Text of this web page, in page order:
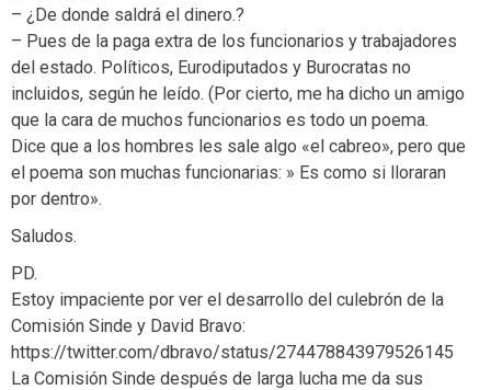
– ¿De donde saldrá el dinero.?
– Pues de la paga extra de los funcionarios y trabajadores
del estado. Políticos, Eurodiputados y Burocratas no
incluidos, según he leído. (Por cierto, me ha dicho un amigo
que la cara de muchos funcionarios es todo un poema.
Dice que a los hombres les sale algo «el cabreo», pero que
el poema son muchas funcionarias: » Es como si lloraran
por dentro».
Saludos.
PD.
Estoy impaciente por ver el desarrollo del culebrón de la
Comisión Sinde y David Bravo:
https://twitter.com/dbravo/status/274478843979526145
La Comisión Sinde después de larga lucha me da sus